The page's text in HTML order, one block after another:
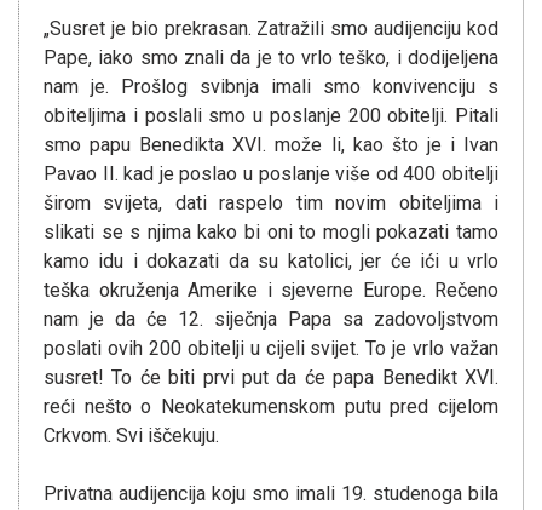
„Susret je bio prekrasan. Zatražili smo audijenciju kod
Pape, iako smo znali da je to vrlo teško, i dodijeljena
nam je. Prošlog svibnja imali smo konvivenciju s
obiteljima i poslali smo u poslanje 200 obitelji. Pitali
smo papu Benedikta XVI. može li, kao što je i Ivan
Pavao II. kad je poslao u poslanje više od 400 obitelji
širom svijeta, dati raspelo tim novim obiteljima i
slikati se s njima kako bi oni to mogli pokazati tamo
kamo idu i dokazati da su katolici, jer će ići u vrlo
teška okruženja Amerike i sjeverne Europe. Rečeno
nam je da će 12. siječnja Papa sa zadovoljstvom
poslati ovih 200 obitelji u cijeli svijet. To je vrlo važan
susret! To će biti prvi put da će papa Benedikt XVI.
reći nešto o Neokatekumenskom putu pred cijelom
Crkvom. Svi iščekuju.
Privatna audijencija koju smo imali 19. studenoga bila